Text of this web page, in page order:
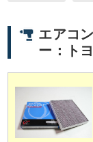
エアコ
ー：ト